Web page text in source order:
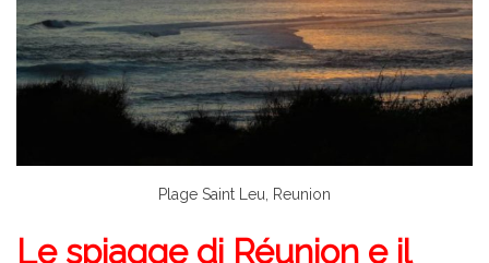
Plage Saint Leu, Reunion
Le spiagge di Réunion e il